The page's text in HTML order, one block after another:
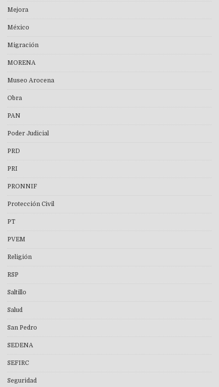
Mejora
México
Migración
MORENA
Museo Arocena
Obra
PAN
Poder Judicial
PRD
PRI
PRONNIF
Protección Civil
PT
PVEM
Religión
RSP
Saltillo
Salud
San Pedro
SEDENA
SEFIRC
Seguridad